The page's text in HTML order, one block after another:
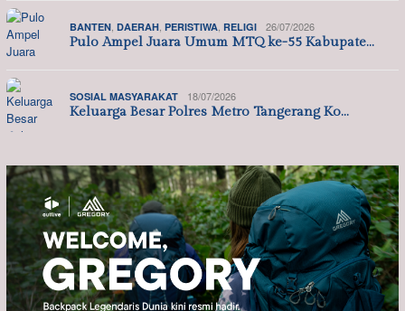
BANTEN DAERAH PERISTIWA RELIGI 26/07/2026
Pulo Ampel Juara Umum MTQ ke-55 Kabupate…
SOSIAL MASYARAKAT 18/07/2026
Keluarga Besar Polres Metro Tangerang Ko…